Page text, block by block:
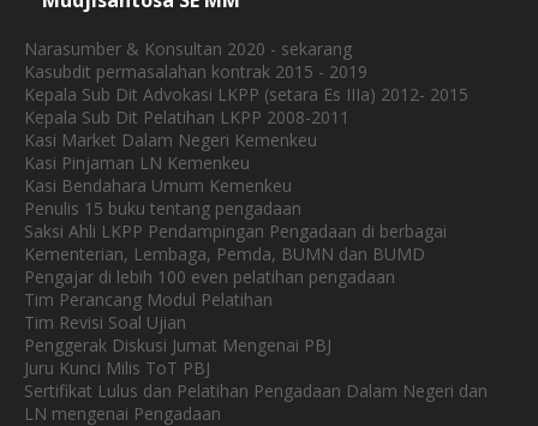
Narasumber & Konsultan 2020 - sekarang
Kasubdit permasalahan kontrak 2015 - 2019
Kepala Sub Dit Advokasi LKPP (setara Es IIIa) 2012- 2015
Kepala Sub Dit Pelatihan LKPP 2008-2011
Kasi Market Dalam Negeri Kemenkeu
Kasi Pinjaman LN Kemenkeu
Kasi Bendahara Umum Kemenkeu
Penulis 15 buku tentang pengadaan
Saksi Ahli LKPP Pendampingan Pengadaan di berbagai
Kementerian, Lembaga, Pemda, BUMN dan BUMD
Pengajar di lebih 100 even pelatihan pengadaan
Tim Perancang Modul Pelatihan
Tim Revisi Soal Ujian
Penggerak Diskusi Jumat Mengenai PBJ
Juru Kunci Milis ToT PBJ
Sertifikat Lulus dan Pelatihan Pengadaan Dalam Negeri dan
LN mengenai Pengadaan